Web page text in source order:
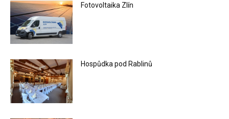
Fotovoltaika Zlín
Hospůdka pod Rablinů